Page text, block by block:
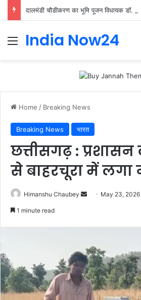
दालमंडी चौडीकरण का भूमि पूजन विधायक डॉ.
India Now24
Home / Breaking News
Breaking News भारत
छत्तीसगढ़ : प्रशासन
से बाहरचूरा में लगा
Himanshu Chaubey May 23, 2026
1 minute read